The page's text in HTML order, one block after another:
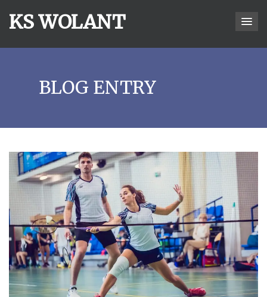
KS WOLANT
BLOG ENTRY